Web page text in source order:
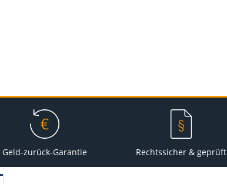
Geld-zurück-Garantie Rechtssicher & geprüft